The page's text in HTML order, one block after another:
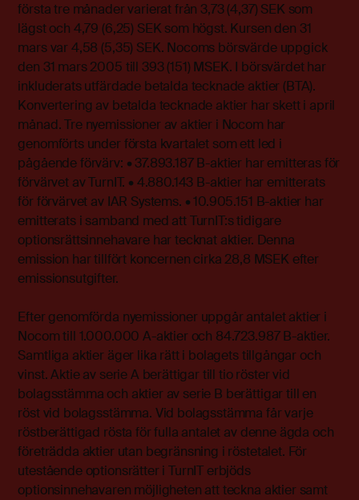
första tre månader varierat från 3,73 (4,37) SEK som
lägst och 4,79 (6,25) SEK som högst. Kursen den 31
mars var 4,58 (5,35) SEK. Nocoms börsvärde uppgick
den 31 mars 2005 till 393 (151) MSEK. I börsvärdet har
inkluderats utfärdade betalda tecknade aktier (BTA).
Konvertering av betalda tecknade aktier har skett i april
månad. Tre nyemissioner av aktier i Nocom har
genomförts under första kvartalet som ett led i
pågående förvärv: • 37.893.187 B-aktier har emitteras för
förvärvet av TurnIT. • 4.880.143 B-aktier har emitterats
för förvärvet av IAR Systems. • 10.905.151 B-aktier har
emitterats i samband med att TurnIT:s tidigare
optionsrättsinnehavare har tecknat aktier. Denna
emission har tillfört koncernen cirka 28,8 MSEK efter
emissionsutgifter.
Efter genomförda nyemissioner uppgår antalet aktier i
Nocom till 1.000.000 A-aktier och 84.723.987 B-aktier.
Samtliga aktier äger lika rätt i bolagets tillgångar och
vinst. Aktie av serie A berättigar till tio röster vid
bolagsstämma och aktier av serie B berättigar till en
röst vid bolagsstämma. Vid bolagsstämma får varje
röstberättigad rösta för fulla antalet av denne ägda och
företrädda aktier utan begränsning i röstetalet. För
utestående optionsrätter i TurnIT erbjöds
optionsinnehavaren möjligheten att teckna aktier samt